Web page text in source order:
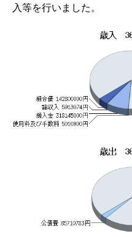
入等を行いました。